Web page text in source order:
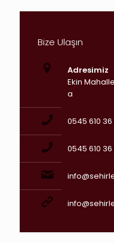
Bize Ulaşın
Adresimiz
Ekin
a
0545 610 36
0545 610 36